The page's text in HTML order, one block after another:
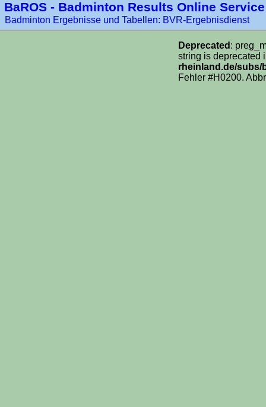
BaROS - Badminton Results Online Service
Badminton Ergebnisse und Tabellen: BVR-Ergebnisdienst
Deprecated :
string is deprecated
rheinland.de/subs/
Fehler #H0200.